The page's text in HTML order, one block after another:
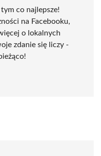
co najlepsze!
na Facebooku,
o lokalnych
zdanie się liczy -